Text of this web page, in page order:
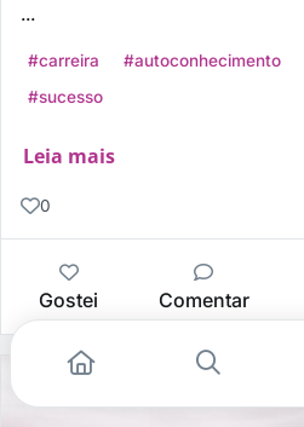
...
#carreira #autoconhecimento
#sucesso
Leia mais
0
Gostei Comentar